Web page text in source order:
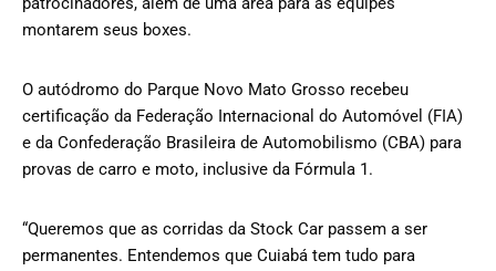
montarem seus boxes.
O autódromo do Parque Novo Mato Grosso recebeu
certificação da Federação Internacional do Automóvel (FIA)
e da Confederação Brasileira de Automobilismo (CBA) para
provas de carro e moto, inclusive da Fórmula 1.
“Queremos que as corridas da Stock Car passem a ser
permanentes. Entendemos que Cuiabá tem tudo para